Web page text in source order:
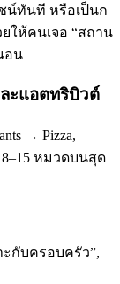
น์ทันที หรือเป็นก
ให้คนเจอ “สถาน
อน
ะแอตทริบิวต์
→ Pizza,
8–15 หมวดบนสุด
กับครอบครัว”,